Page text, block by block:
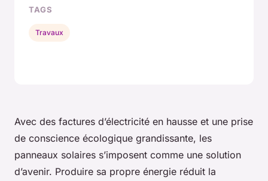
Avec des factures d’électricité en hausse et une prise
de conscience écologique grandissante, les
panneaux solaires s’imposent comme une solution
d’avenir. Produire sa propre énergie réduit la
TAGS
Travaux